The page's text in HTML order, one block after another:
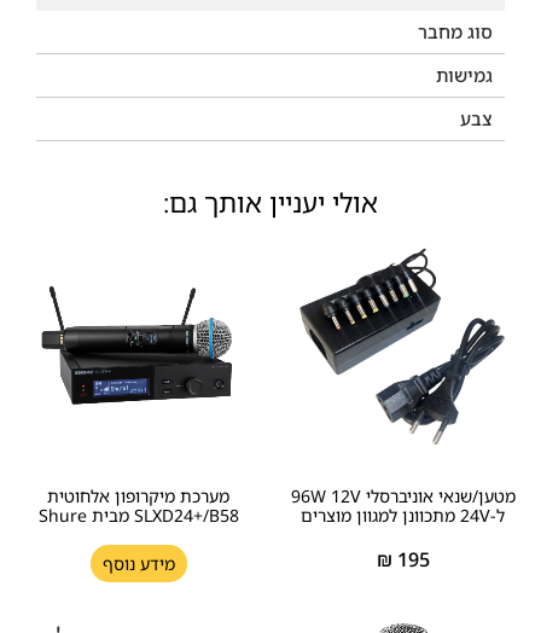
סוג מחבר
גמישות
צבע
אולי יעניין אותך גם:
מטען/שנאי אוניברסלי 96W 12V
ל-24V מתכוונן למגוון מוצרים
195
₪
מערכת מיקרופון אלחוטית
SLXD24+/B58 מבית Shure
מידע נוסף